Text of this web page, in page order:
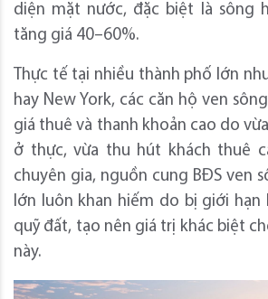
diện mặt nước, đặc biệt là sông
tăng giá 40–60%.
Thực tế tại nhiều thành phố lớn
hay New York, các căn hộ ven
giá thuê và thanh khoản cao do
ở thực, vừa thu hút khách thuê
chuyên gia, nguồn cung BĐS ven
lớn luôn khan hiếm do bị giới hạn
quỹ đất, tạo nên giá trị khác biệt
này.